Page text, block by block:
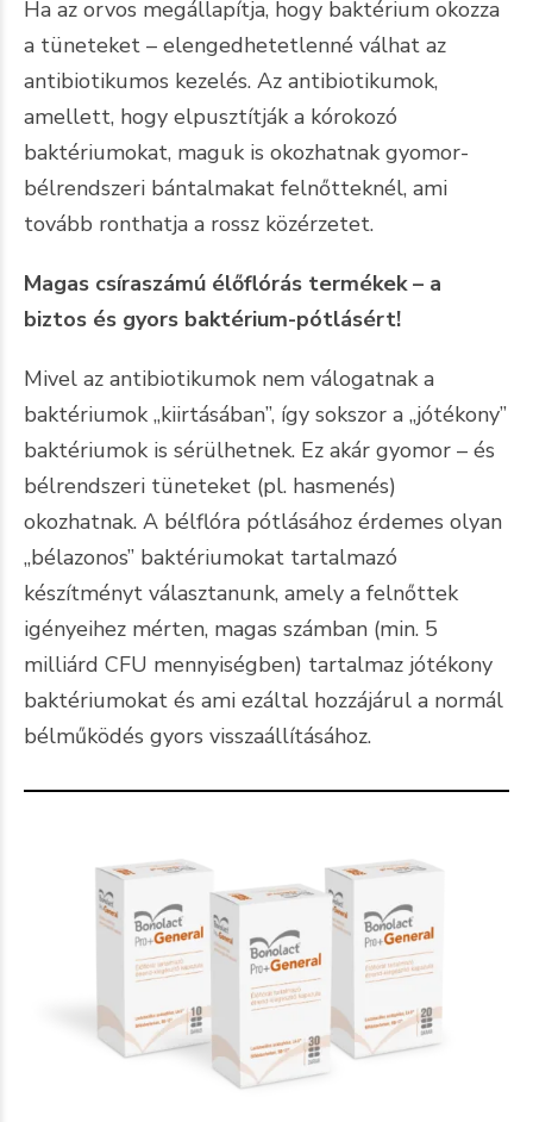
Ha az orvos megállapítja, hogy baktérium okozza
a tüneteket – elengedhetetlenné válhat az
antibiotikumos kezelés. Az antibiotikumok,
amellett, hogy elpusztítják a kórokozó
baktériumokat, maguk is okozhatnak gyomor-
bélrendszeri bántalmakat felnőtteknél, ami
tovább ronthatja a rossz közérzetet.
Magas csíraszámú élőflórás termékek – a
biztos és gyors baktérium-pótlásért!
Mivel az antibiotikumok nem válogatnak a
baktériumok „kiirtásában”, így sokszor a „jótékony”
baktériumok is sérülhetnek. Ez akár gyomor – és
bélrendszeri tüneteket (pl. hasmenés)
okozhatnak. A bélflóra pótlásához érdemes olyan
„bélazonos” baktériumokat tartalmazó
készítményt választanunk, amely a felnőttek
igényeihez mérten, magas számban (min. 5
milliárd CFU mennyiségben) tartalmaz jótékony
baktériumokat és ami ezáltal hozzájárul a normál
bélműködés gyors visszaállításához.